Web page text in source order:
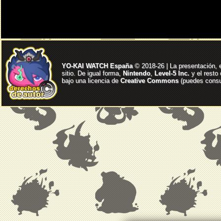
YO-KAI WATCH España© 2018-26 | La presentación,
sitio. De igual forma, Nintendo, Level-5 Inc. y el resto
bajo una licencia deCreative Commons(puedes